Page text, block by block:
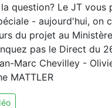
question? Le JT vous
- aujourd'hui, on
du projet au
pas le Direct du
Marc Chevilley -
MATTLER